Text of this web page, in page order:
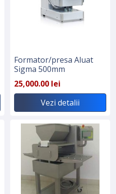
Formator/presa Aluat
Sigma 500mm
25,000.00 lei
Vezi detalii